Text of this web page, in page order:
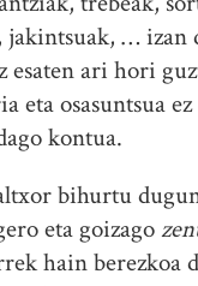
… izan
esaten ari hori
eta osasuntsua
kontua.
bihurtu
eta goizago
hain berezkoa